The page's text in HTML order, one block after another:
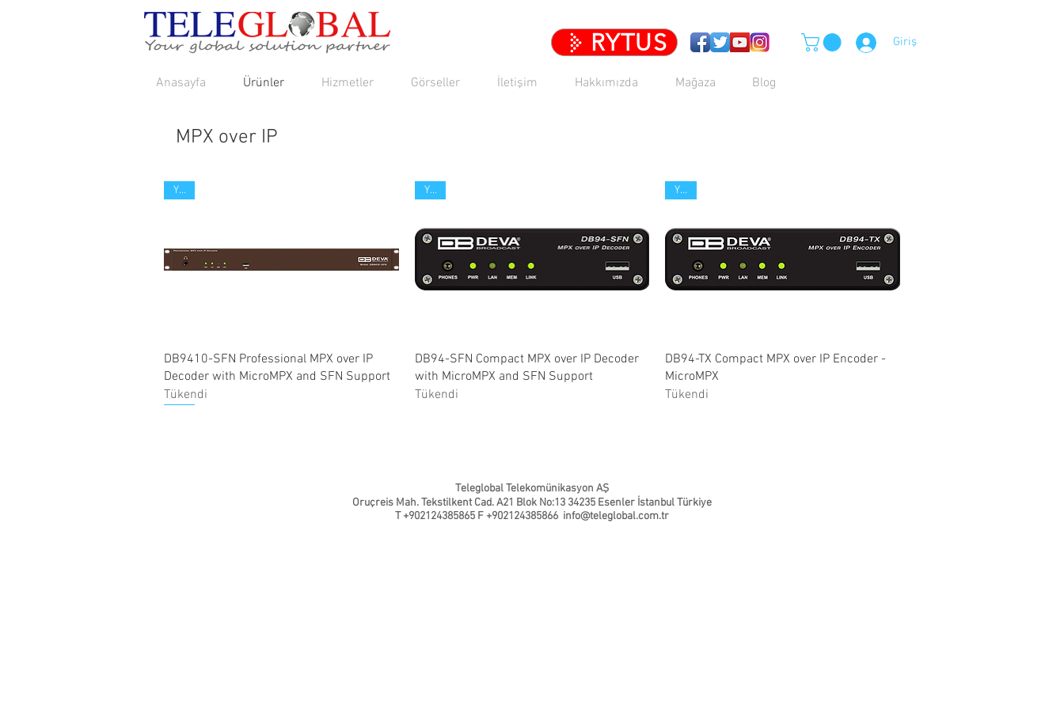
RYTUS
Anasayfa Ürünler Hizmetler Görseller İletişim Hakkımızda Mağaza Blog
Giriş
MPX over IP
Hızlı Bakış
Yeni
DB9410-SFN Professional MPX over IP
Decoder with MicroMPX and SFN Support
Tükendi
Hızlı Bakış
Yeni
DB94-SFN Compact MPX over IP Decoder
with MicroMPX and SFN Support
Tükendi
Hızlı Bakış
Yeni
DB94-TX Compact MPX over IP Encoder -
MicroMPX
Tükendi
Teleglobal Telekomünikasyon AŞ
Oruçreis Mah. Tekstilkent Cad. A21 Blok No:13 34235 Esenler İstanbul Türkiye
T +902124385865 F +902124385866 info@teleglobal.com.tr